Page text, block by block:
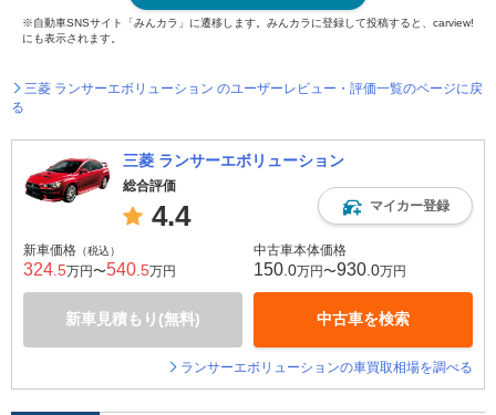
※自動車SNSサイト「みんカラ」に遷移します。みんカラに登録して投稿すると、carview!
にも表示されます。
三菱 ランサーエボリューション のユーザーレビュー・評価一覧のページに戻
る
三菱 ランサーエボリューション
総合評価
4.4 マイカー登録
新車価格 （税込）
324 .5万円〜540 .5万円
新車見積もり(無料)
中古車本体価格
150 .0万円〜930 .0万円
中古車を検索
ランサーエボリューションの車買取相場を調べる